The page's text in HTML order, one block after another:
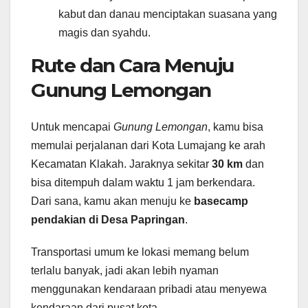
kabut dan danau menciptakan suasana yang
magis dan syahdu.
Rute dan Cara Menuju
Gunung Lemongan
Untuk mencapai Gunung Lemongan, kamu bisa
memulai perjalanan dari Kota Lumajang ke arah
Kecamatan Klakah. Jaraknya sekitar 30 km dan
bisa ditempuh dalam waktu 1 jam berkendara.
Dari sana, kamu akan menuju ke basecamp
pendakian di Desa Papringan.
Transportasi umum ke lokasi memang belum
terlalu banyak, jadi akan lebih nyaman
menggunakan kendaraan pribadi atau menyewa